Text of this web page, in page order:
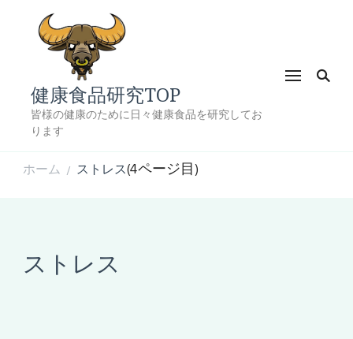
健康食品研究TOP
皆様の健康のために日々健康食品を研究してお
ります
ホーム / ストレス(4ページ目)
ストレス